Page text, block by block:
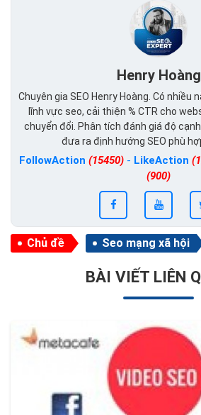
Henry Hoàng
Chuyên gia SEO Henry Hoàng. Có nhiều
lĩnh vực seo, cải thiện % CTR cho
chuyển đổi. Phân tích đánh giá độ
đưa ra định hướng SEO phù
FollowAction (15450)- LikeAction
(900)
Chủ đề Seo mạng xã hội
BÀI VIẾT LIÊN